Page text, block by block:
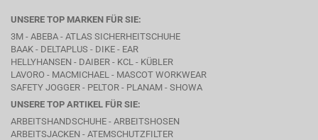
UNSERE TOP MARKEN FÜR SIE:
3M - ABEBA - ATLAS SICHERHEITSCHUHE
BAAK - DELTAPLUS - DIKE - EAR
HELLYHANSEN - DAIBER - KCL - KÜBLER
LAVORO - MACMICHAEL - MASCOT WORKWEAR
SAFETY JOGGER - PELTOR - PLANAM - SHOWA
UNSERE TOP ARTIKEL FÜR SIE:
ARBEITSHANDSCHUHE - ARBEITSHOSEN
ARBEITSJACKEN - ATEMSCHUTZFILTER